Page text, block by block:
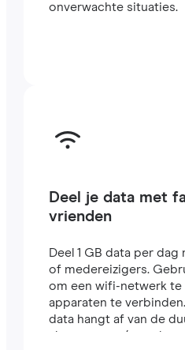
onverwachte situaties.
Deel je data met
vrienden
Deel 1 GB data per
of medereizigers.
om een wifi-netwerk te
apparaten te
data hangt af van de
abonnement (een